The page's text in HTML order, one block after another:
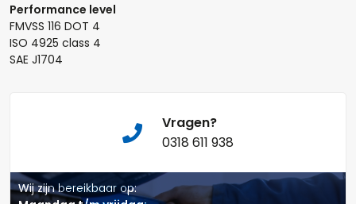
Performance level
FMVSS 116 DOT 4
ISO 4925 class 4
SAE J1704
Vragen?
0318 611 938
Wij zijn bereikbaar op:
Opmerkingen: